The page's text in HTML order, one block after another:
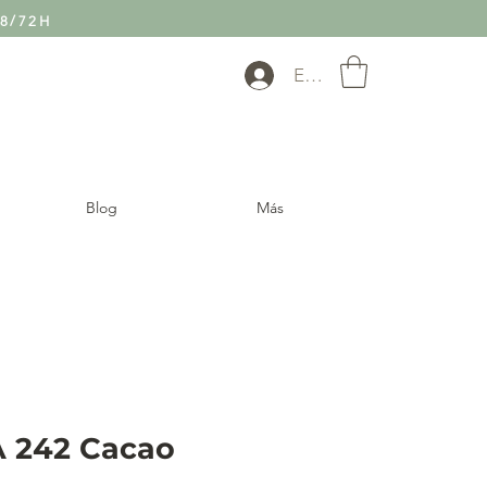
72H
Entra
Blog Más
242 Cacao